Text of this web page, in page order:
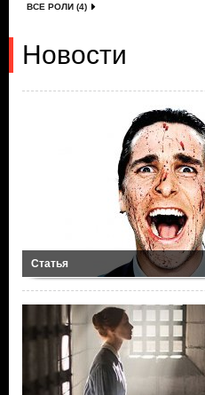
ВСЕ РОЛИ (4)
Новости
Статья